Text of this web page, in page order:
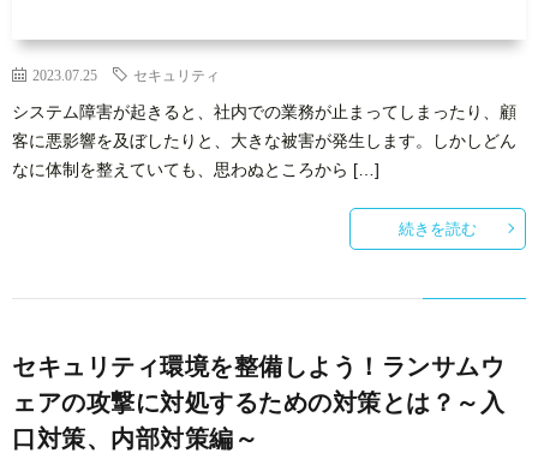
2023.07.25 セキュリティ
システム障害が起きると、社内での業務が止まってしまったり、顧
客に悪影響を及ぼしたりと、大きな被害が発生します。しかしどん
なに体制を整えていても、思わぬところから […]
続きを読む
セキュリティ環境を整備しよう！ランサムウ
ェアの攻撃に対処するための対策とは？～入
口対策、内部対策編～